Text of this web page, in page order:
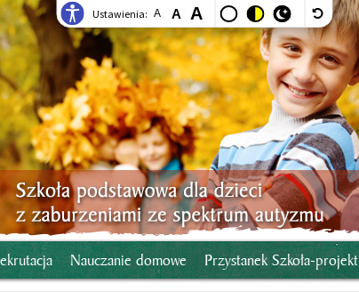
Ustawienia: A A A
Nauczanie domowe Przystanek Szkoła-projekt